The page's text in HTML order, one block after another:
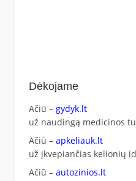
Dėkojame
Ačiū – gydyk.lt
už naudingą medicinos
Ačiū – apkeliauk.lt
už įkvepiančias kelionių
Ačiū – autozinios.lt